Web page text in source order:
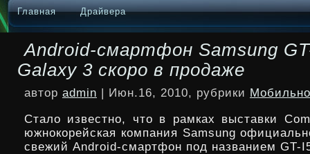
Главная Драйвера
Android-смартфон Samsung
Galaxy 3 скоро в продаже
автор admin | Июн.16, 2010, рубрики
Стало известно, что в рамках выставки
южнокорейская компания Samsung
свежий Android-смартфон под названием GT-